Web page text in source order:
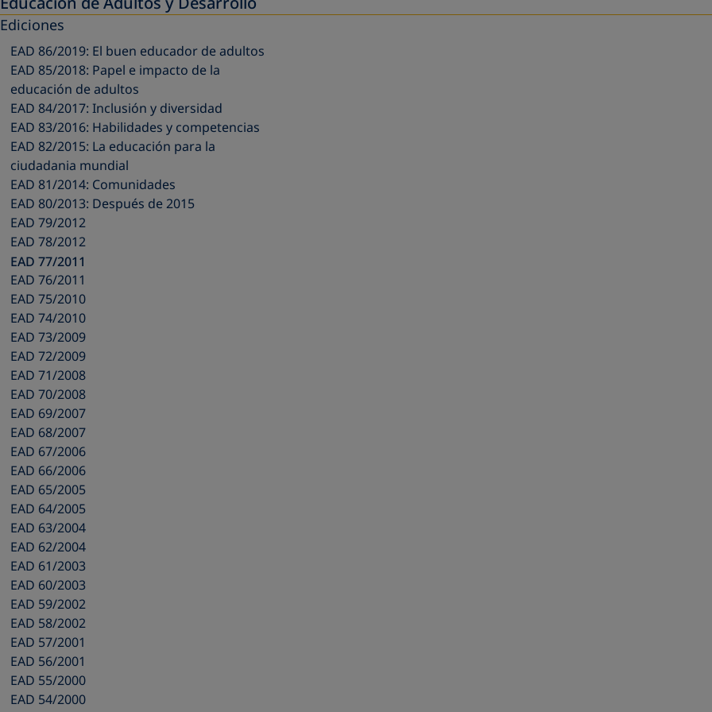
Ediciones
EAD 86/2019: El buen educador de adultos
EAD 85/2018: Papel e impacto de la
educación de adultos
EAD 84/2017: Inclusión y diversidad
EAD 83/2016: Habilidades y competencias
EAD 82/2015: La educación para la
ciudadania mundial
EAD 81/2014: Comunidades
EAD 80/2013: Después de 2015
EAD 79/2012
EAD 78/2012
EAD 77/2011
EAD 76/2011
EAD 75/2010
EAD 74/2010
EAD 73/2009
EAD 72/2009
EAD 71/2008
EAD 70/2008
EAD 69/2007
EAD 68/2007
EAD 67/2006
EAD 66/2006
EAD 65/2005
EAD 64/2005
EAD 63/2004
EAD 62/2004
EAD 61/2003
EAD 60/2003
EAD 59/2002
EAD 58/2002
EAD 57/2001
EAD 56/2001
EAD 55/2000
EAD 54/2000